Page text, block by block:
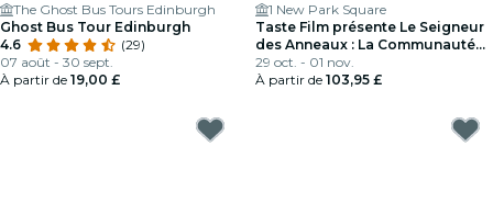
The Ghost Bus Tours Edinburgh
Ghost Bus Tour Edinburgh
4.6
(29)
07 août - 30 sept.
À partir de 19,00 £
1 New Park Square
Taste Film présente Le Seigneur
des Anneaux : La Communauté
de l'Anneau (2001) à Édimbourg !
29 oct. - 01 nov.
À partir de 103,95 £